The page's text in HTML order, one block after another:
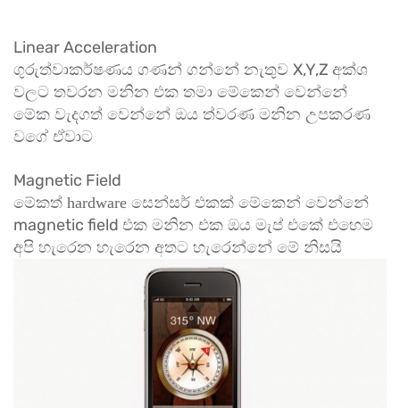
Linear Acceleration
ගුරුත්වාකර්ෂණය ගණන් ගන්නේ නැතුව X,Y,Z අක්ශ
වලට තවරන මනින එක තමා මේකෙන් වෙන්නේ
මේක වැදගත් වෙන්නේ ඔය ත්වරණ මනින උපකරණ
වගේ ඒවාට
Magnetic Field
මේකත් hardware සෙන්සර් එකක් මේකෙන් වෙන්නේ
magnetic field එක මනින එක ඔය මැප් එකේ එහෙම
අපි හැරෙන හැරෙන අතට හැරෙන්නේ මේ නිසයි